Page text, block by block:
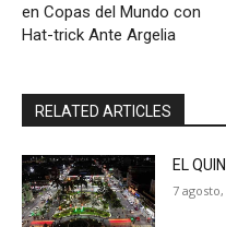
en Copas del Mundo con
Hat-trick Ante Argelia
RELATED ARTICLES
EL
7 agosto,